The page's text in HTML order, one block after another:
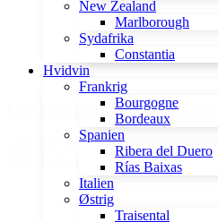
New Zealand
Marlborough
Sydafrika
Constantia
Hvidvin
Frankrig
Bourgogne
Bordeaux
Spanien
Ribera del Duero
Rías Baixas
Italien
Østrig
Traisental
Château Lafite Rothschild 2012
4.999,00 kr.